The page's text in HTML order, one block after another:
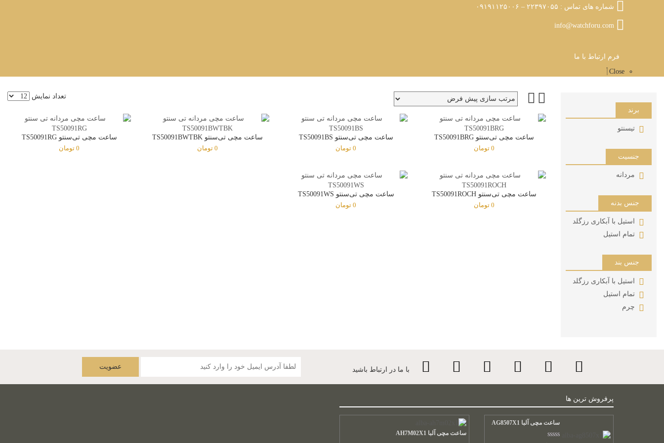
شماره های تماس : ۲۲۳۹۷۰۵۵ – ۰۹۱۹۱۱۲۵۰۰۶
فرم ارتباط با ما
Close
برند
تیسنتو
جنسیت
مردانه
جنس بدنه
استیل با آبکاری رزگلد
تمام استیل
جنس بند
استیل با آبکاری رزگلد
تمام استیل
چرم
تعداد نمایش
ساعت مچی تی‌سنتو TS50091BRG
0 تومان
ساعت مچی تی‌سنتو TS50091BS
0 تومان
ساعت مچی تی‌سنتو TS50091BWTBK
0 تومان
ساعت مچی تی‌سنتو TS50091RG
0 تومان
ساعت مچی تی‌سنتو TS50091ROCH
0 تومان
ساعت مچی تی‌سنتو TS50091WS
0 تومان
با ما در ارتباط باشید
پرفروش ترین ها
ساعت مچی آلبا AG8507X1
ساعت مچی آلبا AH7M02X1